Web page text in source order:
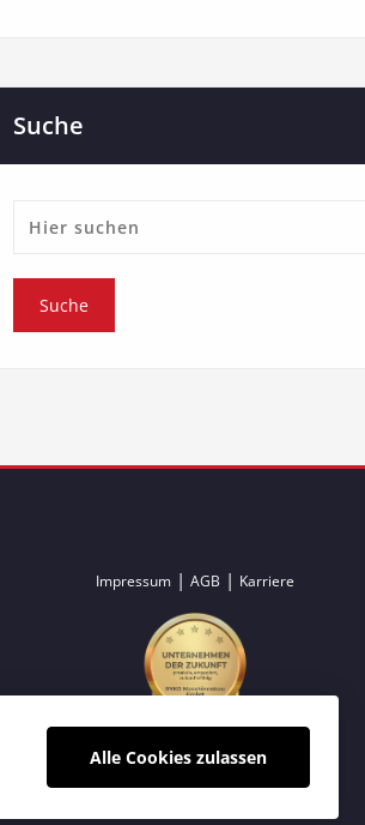
Suche
Impressum | AGB | Karriere
Alle Cookies zulassen